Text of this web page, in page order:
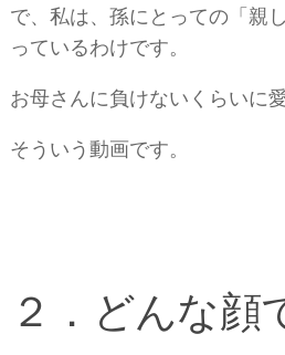
で、私は、孫にとっての「親
っているわけです。
お母さんに負けないくらいに
そういう動画です。
２．どんな顔